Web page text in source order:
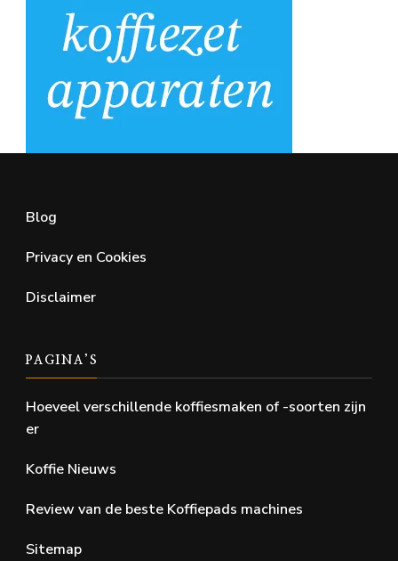
Blog
Privacy en Cookies
Disclaimer
PAGINA’S
Hoeveel verschillende koffiesmaken of -soorten zijn
er
Koffie Nieuws
Review van de beste Koffiepads machines
Sitemap